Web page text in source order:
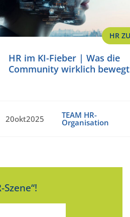
HR
HR im KI-Fieber | Was die
Community wirklich bewegt
20okt2025 TEAM HR-
Organisation